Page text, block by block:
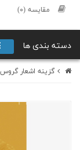
مقایسه (۰)
دسته بندی ها
گزینه اشعار